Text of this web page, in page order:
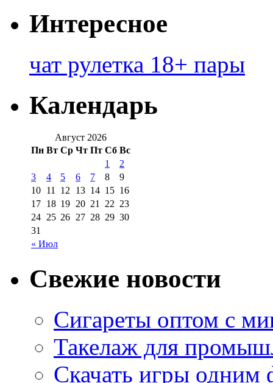
Интересное
чат рулетка 18+ пары
Календарь
Август 2026
Пн Вт Ср Чт Пт Сб Вс
« Июл
1
2
3
4 5 6 7 8
9
10 11 12 13 14 15 16
17 18 19 20 21 22 23
24 25 26 27 28 29 30
31
Свежие новости
Сигареты оптом с
Такелаж для
Скачать игры одним